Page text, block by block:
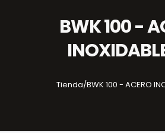
BWK 100 -
Tienda/BWK 100 - ACERO